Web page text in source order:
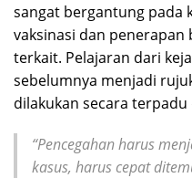
sangat bergantung pada
vaksinasi dan
terkait. Pelajaran dari
sebelumnya menjadi
dilakukan secara
“Pencegahan harus
kasus, harus cepat